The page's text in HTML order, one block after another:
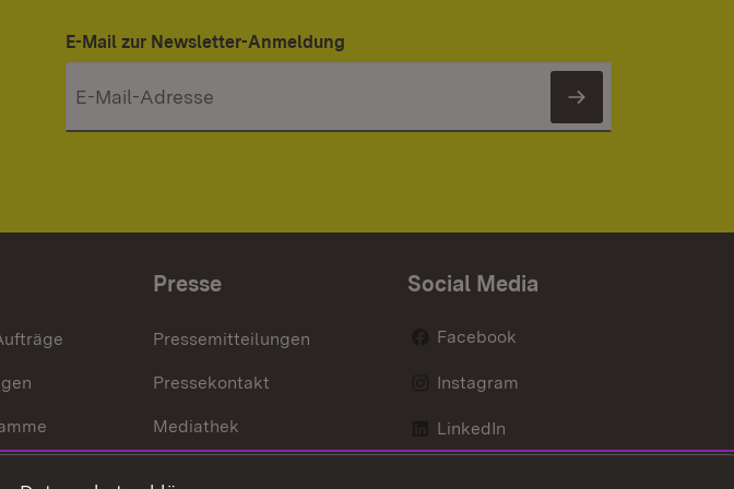
E-Mail zur Newsletter-Anmeldung
Newsletter
Presse
Pressemitteilungen
Pressekontakt
Mediathek
Social Media
Facebook
Instagram
LinkedIn